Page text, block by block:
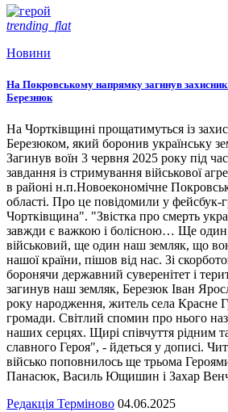
trending_flat
Новини
На Покровському напрямку загинув
Березнюк
На Чортківщині прощатимуться із
Березюком, який боронив українську
Загинув воїн 3 червня 2025 року під
завдання із стримування військової
в районі н.п.Новоекономічне
області. Про це повідомили у
Чортківщина". "Звістка про смерть
завжди є важкою і болісною… Ще один
військовий, ще один наш земляк, що
нашої країни, пішов від нас. Зі
боронячи державний суверенітет і
загинув наш земляк, Березюк Іван
року народження, житель села Красне
громади. Світлий спомин про нього
наших серцях. Щирі співчуття рідним
славного Героя", - йдеться у дописі.
військо поповнилось ще трьома
Панасюк, Василь Ющишин і Захар
Редакція Терміново 04.06.2025